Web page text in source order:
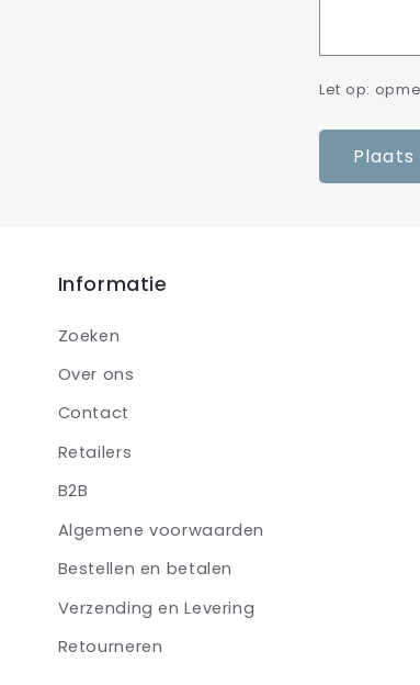
Let op:
Informatie
Zoeken
Over ons
Contact
Retailers
B2B
Algemene voorwaarden
Bestellen en betalen
Verzending en Levering
Retourneren